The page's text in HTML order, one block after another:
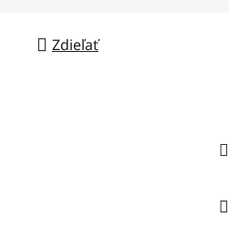
Zdieľať